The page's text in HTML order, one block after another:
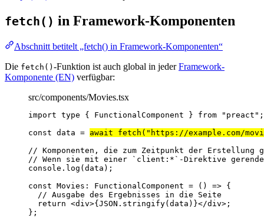
fetch() in Framework-Komponenten
Abschnitt betitelt „fetch() in Framework-Komponenten“
Die fetch() -Funktion ist auch global in jederFramework-
Komponente (EN) verfügbar:
src/components/Movies.tsx
import type { FunctionalComponent } from " preact " ;
const data = await fetch ( " https://example.com/
// Komponenten, die zum Zeitpunkt der Erstellung
// Wenn sie mit einer `client:*`-Direktive
console . log (data);
const Movies : FunctionalComponent = ()
=> {
// Ausgabe des Ergebnisses in die Seite
return <div>{ JSON . stringify(data) }</div> ;
} ;